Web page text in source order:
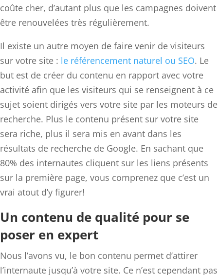
coûte cher, d’autant plus que les campagnes doivent
être renouvelées très régulièrement.
Il existe un autre moyen de faire venir de visiteurs
sur votre site : le référencement naturel ou SEO. Le
but est de créer du contenu en rapport avec votre
activité afin que les visiteurs qui se renseignent à ce
sujet soient dirigés vers votre site par les moteurs de
recherche. Plus le contenu présent sur votre site
sera riche, plus il sera mis en avant dans les
résultats de recherche de Google. En sachant que
80% des internautes cliquent sur les liens présents
sur la première page, vous comprenez que c’est un
vrai atout d’y figurer!
Un contenu de qualité pour se
poser en expert
Nous l’avons vu, le bon contenu permet d’attirer
l’internaute jusqu’à votre site. Ce n’est cependant pas